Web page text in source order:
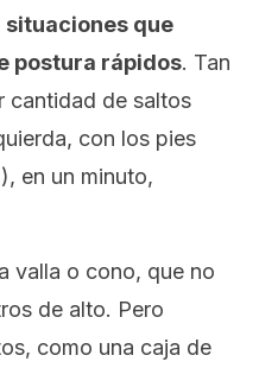
que
postura rápidos. Tan
cantidad de saltos
con los pies
en un minuto,
valla o cono, que no
de alto. Pero
como una caja de